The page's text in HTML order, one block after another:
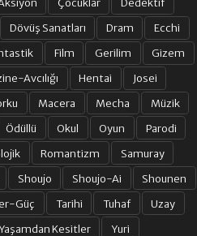
Çocuklar
Dedektif
Dövüş Sanatları Dram
Ecchi
Film Gerilim
Gizem
Avcılığı Hentai
Josei
Macera Mecha
Müzik
Ödüllü Okul Oyun
Parodi
Romantizm
Samuray
Shoujo Shoujo-Ai
Shounen
Güç Tarihi Tuhaf
Uzay
Kesitler Yuri